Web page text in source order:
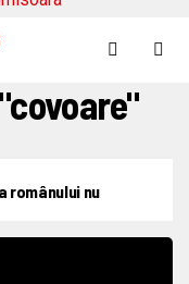
românului nu